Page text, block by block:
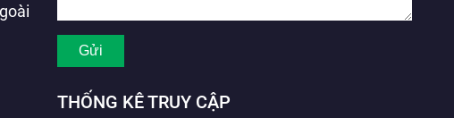
THỐNG KÊ TRUY CẬP